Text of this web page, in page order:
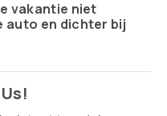
Wetenschappers
maken